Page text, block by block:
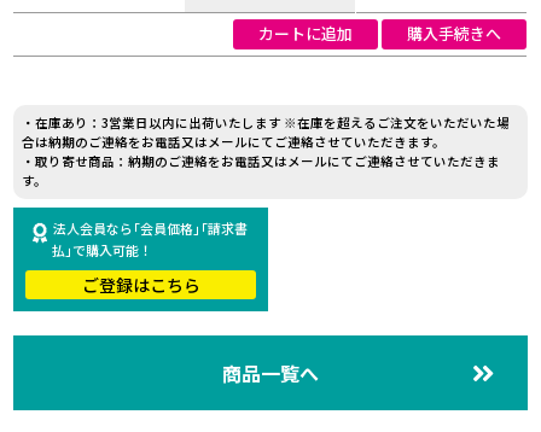
カートに追加 購入手続きへ
・在庫あり：3営業日以内に出荷いたします ※在庫を超えるご注文をいただいた場
合は納期のご連絡をお電話又はメールにてご連絡させていただきます。
・取り寄せ商品：納期のご連絡をお電話又はメールにてご連絡させていただきま
す。
法人会員なら｢会員価格｣｢請求書
払｣で購入可能！
ご登録はこちら
商品一覧へ